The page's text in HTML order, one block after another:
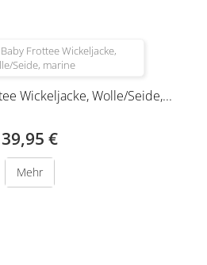
Wickeljacke, Wolle/Seide,...
39,95 €
Mehr